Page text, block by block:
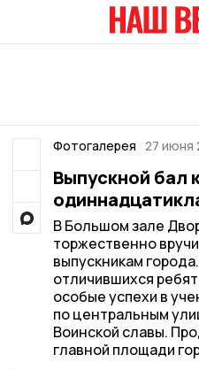
Фотогалерея 27 июня
Выпускной бал
В Большом зале
торжественно
выпускникам
отличившихся
особые успехи в
по центральным
Воинской славы.
главной площади